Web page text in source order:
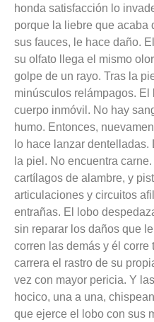
honda satisfacción lo
porque la liebre que acaba
sus fauces, le hace daño.
su olfato llega el mismo
golpe de un rayo. Tras la
minúsculos relámpagos. El
cuerpo inmóvil. No hay
humo. Entonces,
lo hace lanzar
la piel. No encuentra
cartílagos de alambre, y
articulaciones y circuitos
entrañas. El lobo
sin reparar los daños que
corren las demás y él corre
carrera el rastro de su
vez con mayor pericia. Y
hocico, una a una,
que ejerce el lobo con sus